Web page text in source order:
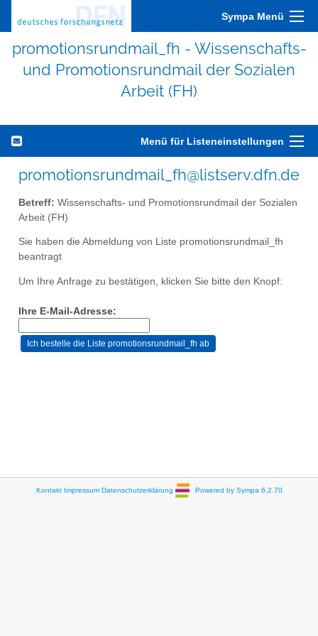
Sympa Menü
promotionsrundmail_fh - Wissenschafts-
und Promotionsrundmail der Sozialen
Arbeit (FH)
Menü für Listeneinstellungen
promotionsrundmail_fh@listserv.dfn.de
Betreff: Wissenschafts- und Promotionsrundmail der Sozialen
Arbeit (FH)
Sie haben die Abmeldung von Liste promotionsrundmail_fh
beantragt
Um Ihre Anfrage zu bestätigen, klicken Sie bitte den Knopf:
Ihre E-Mail-Adresse:
Kontakt Impressum Datenschutzerklärung Powered by Sympa 6.2.70